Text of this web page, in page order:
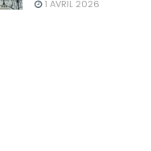
1 AVRIL 2026